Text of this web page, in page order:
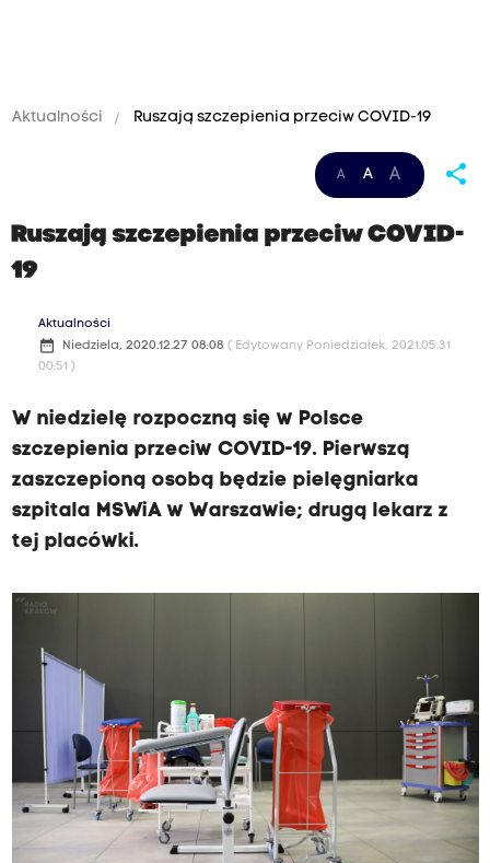
Aktualności Ruszają szczepienia przeciw COVID-19
A A A share
Ruszają szczepienia przeciw COVID-
19
Aktualności
date_range Niedziela, 2020.12.27 08:08 ( Edytowany Poniedziałek, 2021.05.31
00:51 )
W niedzielę rozpoczną się w Polsce
szczepienia przeciw COVID-19. Pierwszą
zaszczepioną osobą będzie pielęgniarka
szpitala MSWiA w Warszawie; drugą lekarz z
tej placówki.